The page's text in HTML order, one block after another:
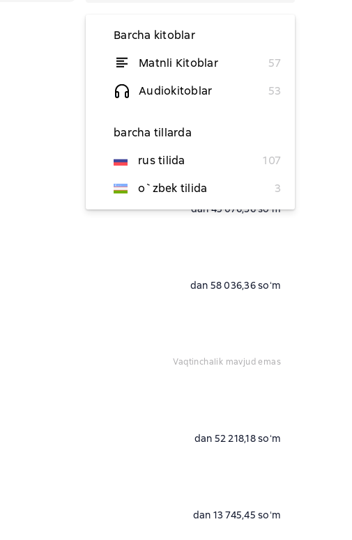
Barcha kitoblar
Matnli Kitoblar
57
Audiokitoblar
53
barcha tillarda
rus tilida
107
o`zbek tilida
3
dan 39 127,27 soʻm
dan 17 309,09 soʻm
dan 45 076,36 soʻm
dan 58 036,36 soʻm
vaqtinchalik mavjud emas
dan 52 218,18 soʻm
dan 13 745,45 soʻm